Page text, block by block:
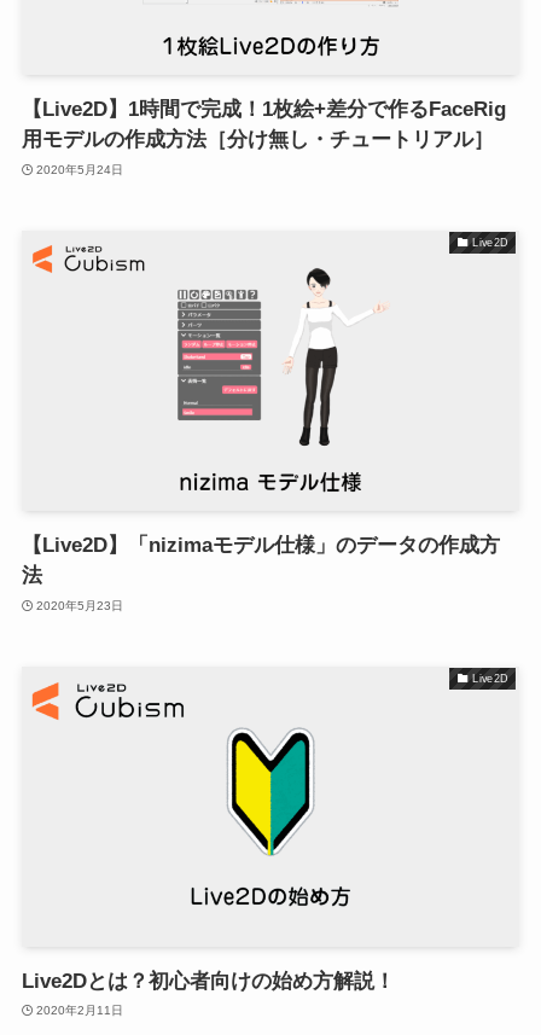
【Live2D】1時間で完成！1枚絵+差分で作るFaceRig
用モデルの作成方法［分け無し・チュートリアル］
2020年5月24日
Live2D
【Live2D】「nizimaモデル仕様」のデータの作成方
法
2020年5月23日
Live2D
Live2Dとは？初心者向けの始め方解説！
2020年2月11日